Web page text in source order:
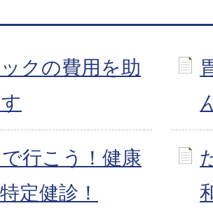
クの費用を助
行こう！健康
定健診！